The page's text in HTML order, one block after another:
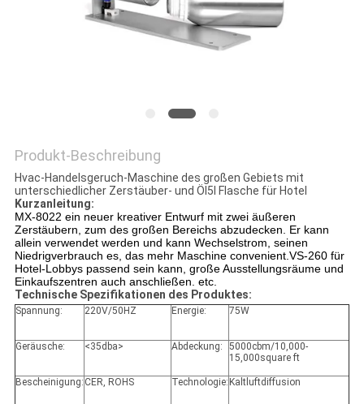
Produkt-Beschreibung
Hvac-Handelsgeruch-Maschine des großen Gebiets mit
unterschiedlicher Zerstäuber- und Öl5l Flasche für Hotel
Kurzanleitung:
MX-8022 ein neuer kreativer Entwurf mit zwei äußeren
Zerstäubern, zum des großen Bereichs abzudecken. Er kann
allein verwendet werden und kann Wechselstrom, seinen
Niedrigverbrauch es, das mehr Maschine convenient.VS-260 für
Hotel-Lobbys passend sein kann, große Ausstellungsräume und
Einkaufszentren auch anschließen. etc.
Technische Spezifikationen des Produktes:
Spannung: 220V/50HZ Energie: 75W
Geräusche: <35dba> Abdeckung:
5000cbm/10,000-
15,000square ft
Bescheinigung: CER, ROHS Technologie: Kaltluftdiffusion